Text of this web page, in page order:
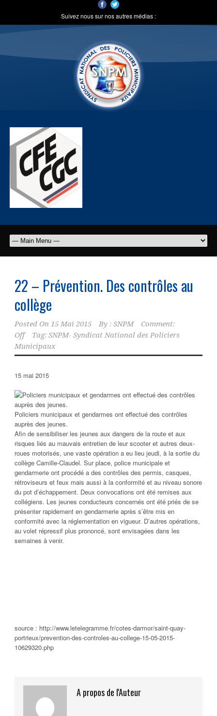
Suivez nous sur nos autres médias :
22 – Prévention. Des contrôles au
collège
Posted On 15 Mai 2015 By : SNPM
Comment:
Off
Tag: SNPM- Syndicat National des Policiers
Municipaux
15 mai 2015
Policiers municipaux et gendarmes ont effectué des contrôles
auprès des jeunes.
Afin de sensibiliser les jeunes aux dangers de la route et aux
risques liés au mauvais entretien de leur scooter et autres deux-
roues motorisés, une vaste opération a eu lieu jeudi, à la sortie du
collège Camille-Claudel. Sur place, police municipale et
gendarmerie ont procédé a des contrôles des permis, casques,
rétroviseurs et feux mais aussi à la conformité et au niveau sonore
du pot d’échappement. Deux convocations ont été remises aux
collégiens. Les jeunes conducteurs concernés ont été priés de se
présenter rapidement en gendarmerie après s’être mis en
conformité avec la réglementation en vigueur. D’autres opérations,
au volet répressif plus prononcé, sont envisagées dans les
semaines à venir.
source : http://www.letelegramme.fr/cotes-darmor/saint-quay-
portrieux/prevention-des-controles-au-college-15-05-2015-
10629320.php
A propos de l'Auteur